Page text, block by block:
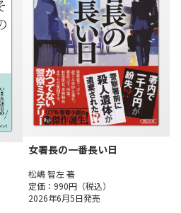
女署長の一番長い日
松嶋 智左 著
定価：990円（税込）
2026年6月5日発売